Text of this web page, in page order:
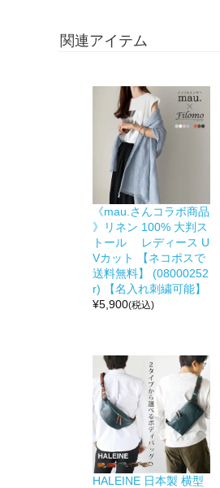
関連アイテム
《mau.さんコラボ商品
》リネン 100% 大判ス
トール レディース U
Vカット 【ネコポスで
送料無料】 (08000252
r) 【名入れ刺繍可能】
¥5,900(税込)
HALEINE 日本製 横型